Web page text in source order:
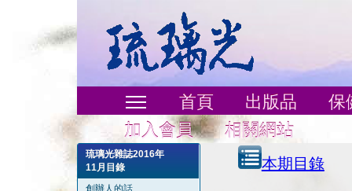
首頁 出版品
保
加入會員
相關網站
琉璃光雜誌2016年
11月目錄
創辦人的話
本期目錄